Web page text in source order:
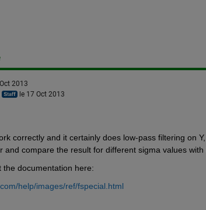
2013
le 17 Oct 2013
correctly and it certainly does low-pass filtering on
and compare the result for different sigma values
the documentation here:
help/images/ref/fspecial.html